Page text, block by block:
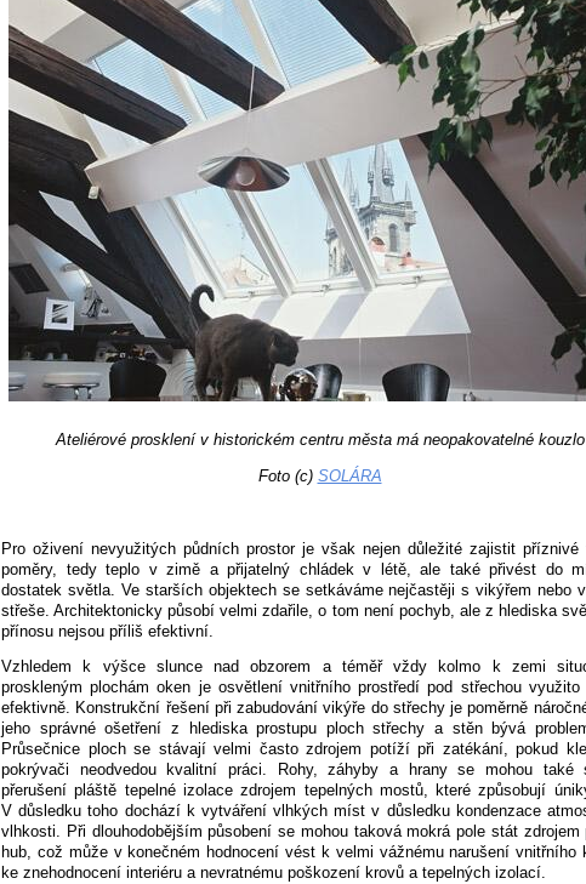
Ateliérové prosklení v historickém centru města má neopakovatelné kouzlo
Foto (c) SOLÁRA
Pro oživení nevyužitých půdních prostor je však nejen důležité zajistit příznivé
poměry, tedy teplo v zimě a přijatelný chládek v létě, ale také přivést do
dostatek světla. Ve starších objektech se setkáváme nejčastěji s vikýřem nebo
střeše. Architektonicky působí velmi zdařile, o tom není pochyb, ale z hlediska
přínosu nejsou příliš efektivní.
Vzhledem k výšce slunce nad obzorem a téměř vždy kolmo k zemi
proskleným plochám oken je osvětlení vnitřního prostředí pod střechou využito
efektivně. Konstrukční řešení při zabudování vikýře do střechy je poměrně
jeho správné ošetření z hlediska prostupu ploch střechy a stěn bývá
Průsečnice ploch se stávají velmi často zdrojem potíží při zatékání, pokud
pokrývači neodvedou kvalitní práci. Rohy, záhyby a hrany se mohou také
přerušení pláště tepelné izolace zdrojem tepelných mostů, které způsobují
V důsledku toho dochází k vytváření vlhkých míst v důsledku kondenzace
vlhkosti. Při dlouhodobějším působení se mohou taková mokrá pole stát
hub, což může v konečném hodnocení vést k velmi vážnému narušení vnitřního
ke znehodnocení interiéru a nevratnému poškození krovů a tepelných izolací.